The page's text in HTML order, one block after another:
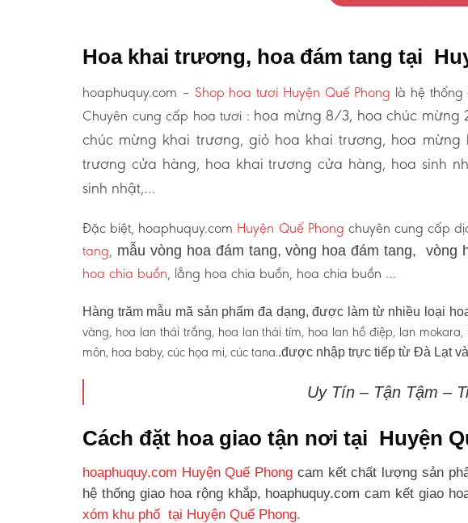
Hoa khai trương, hoa đám tang tại
hoaphuquy.com – Shop hoa tươi Huyện Quế Phong là hệ thống
Chuyên cung cấp hoa tươi : hoa mừng 8/3, hoa chúc mừng
chúc mừng khai trương, giỏ hoa khai trương, hoa
trương cửa hàng, hoa khai trương cửa hàng, hoa sinh
sinh nhật,…
Đặc biệt, hoaphuquy.com Huyện Quế Phong chuyên cung cấp
tang, mẫu vòng hoa đám tang, vòng hoa đám tang, vòng
hoa chia buồn, lẵng hoa chia buồn, hoa chia buồn …
Hàng trăm mẫu mã sản phẩm đa dạng, được làm từ nhiều loại
vàng, hoa lan thái trắng, hoa lan thái tím, hoa lan hồ điệp, lan
môn, hoa baby, cúc họa mi, cúc tana..được nhập trực tiếp từ Đà Lạt
Uy Tín – Tận Tậm –
Cách đặt hoa giao tận nơi tại Huyện
hoaphuquy.com Huyện Quế Phong cam kết chất lượng sản
hệ thống giao hoa rộng khắp, hoaphuquy.com cam kết giao
xóm khu phố tại Huyện Quế Phong.